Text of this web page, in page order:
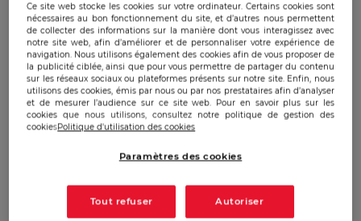
30 avril'24
L'Ecole de Guerre
Economique – EGE est
heureuse de décerner le
diplôme de "Docteur
François BIANCHI
Ce site web stocke les cookies sur votre ordinateur. Certains cookies sont
nécessaires au bon fonctionnement du site, et d’autres nous permettent
de collecter des informations sur la manière dont vous interagissez avec
notre site web, afin d’améliorer et de personnaliser votre expérience de
navigation. Nous utilisons également des cookies afin de vous proposer de
la publicité ciblée, ainsi que pour vous permettre de partager du contenu
sur les réseaux sociaux ou plateformes présents sur notre site. Enfin, nous
utilisons des cookies, émis par nous ou par nos prestataires afin d’analyser
et de mesurer l’audience sur ce site web. Pour en savoir plus sur les
cookies que nous utilisons, consultez notre politique de gestion des
cookiesPolitique d'utilisation des cookies
Paramètres des cookies
Tout refuser Autoriser